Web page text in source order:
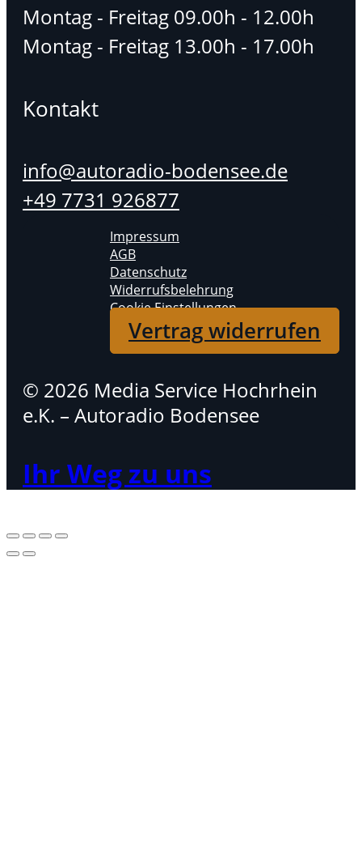
Montag - Freitag 09.00h - 12.00h
Montag - Freitag 13.00h - 17.00h
Kontakt
info@autoradio-bodensee.de
+49 7731 926877
Impressum
AGB
Datenschutz
Widerrufsbelehrung
Cookie Einstellungen
Vertrag widerrufen
© 2026 Media Service Hochrhein
e.K. – Autoradio Bodensee
Ihr Weg zu uns